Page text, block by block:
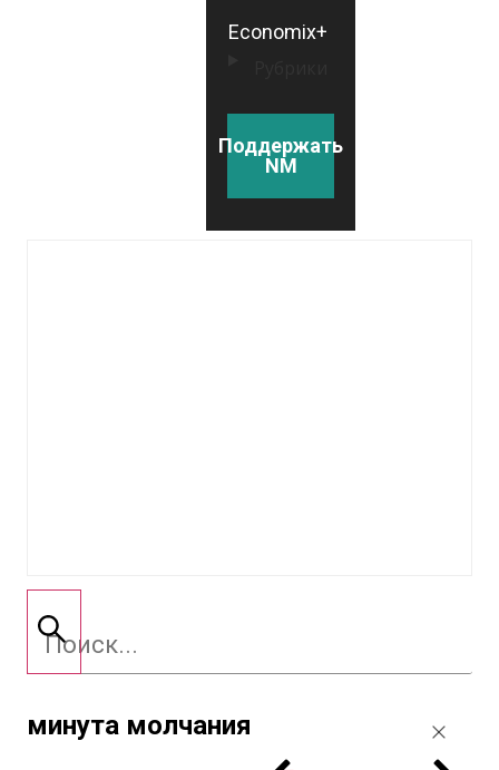
Economix+
Поддержать
NM
минута молчания